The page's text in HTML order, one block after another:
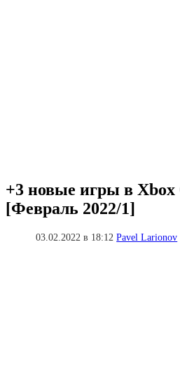
+3 новые игры в Xbox
[Февраль 2022/1]
03.02.2022 в 18:12Pavel Larionov